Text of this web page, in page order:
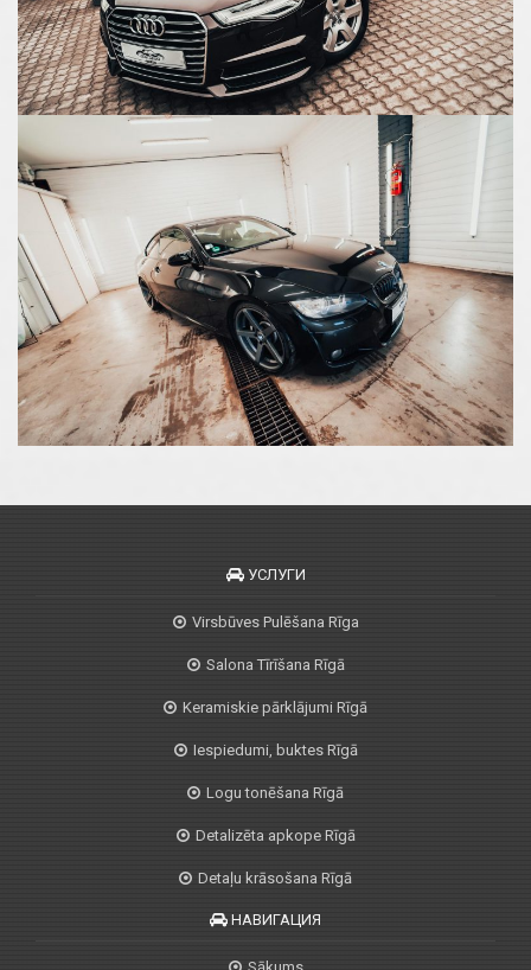
УСЛУГИ
Virsbūves Pulēšana Rīga
Salona Tīrīšana Rīgā
Keramiskie pārklājumi Rīgā
Iespiedumi, buktes Rīgā
Logu tonēšana Rīgā
Detalizēta apkope Rīgā
Detaļu krāsošana Rīgā
НАВИГАЦИЯ